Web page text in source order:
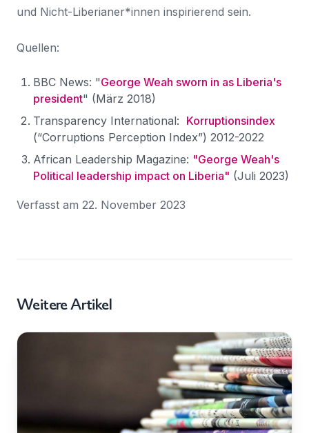
und Nicht-Liberianer*innen inspirierend sein.
Quellen:
BBC News: "George Weah sworn in as Liberia's
president" (März 2018)
Transparency International: Korruptionsindex
(“Corruptions Perception Index”) 2012-2022
African Leadership Magazine: "George Weah's
Political leadership impact on Liberia" (Juli 2023)
Verfasst am 22. November 2023
Weitere Artikel